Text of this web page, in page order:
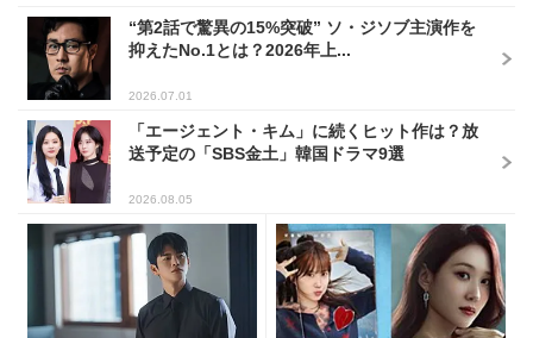
“第2話で驚異の15%突破” ソ・ジソブ主演作を
抑えたNo.1とは？2026年上...
2026.07.01
「エージェント・キム」に続くヒット作は？放
送予定の「SBS金土」韓国ドラマ9選
2026.08.05